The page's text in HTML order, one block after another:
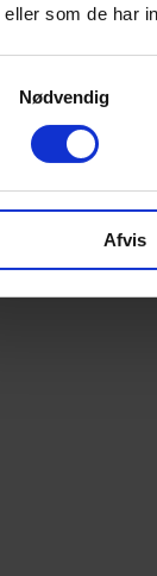
eller som de har
Nødvendig
Afvis